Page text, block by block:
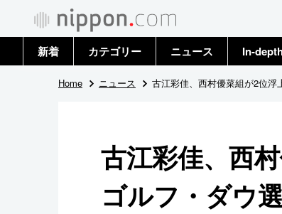
新着 カテゴリー
政治・外交
国際
社会
ニュース
トップ
In-
Home ニュース 古江彩佳、西村優菜組が2位
古江彩佳、西
ゴルフ・ダウ